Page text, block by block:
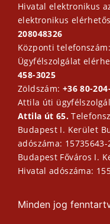
Hivatal elektronikus
elektronikus
208048326
Központi
Ügyfélszolgálat
458-3025
Zöldszám: +36 80-
Attila úti
Attila út 65.
Budapest I. Kerület
adószáma: 15735643-
Budapest Főváros I.
Hivatal adószáma:
Minden jog